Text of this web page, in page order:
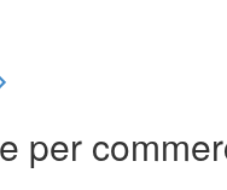
per